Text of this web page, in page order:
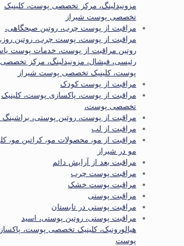
مزونیدلینگ، مرکز تخصصی پوست، کلینیک
تخصصی پوست شیراز
مراقبت از پوست چرب، روتین صبحگاهی،
مراقبت از پوست، پوست چرب، روتین روز،
روتین مراقبت از پوست، خدمات پوست
رئیسی، فیشال، مزونیدلینگ، مرکز تخصصی
پوست، کلینیک تخصصی پوست شیراز
مراقبت از پوست کودک
مراقبت از پوست، پاکسازی پوست، کلینیک
تخصصی پوست،
مراقبت از پوست، روتین پوستی، براشینگ
مراقبت از لب
مراقبت از مو، محصولات مو، کراتین مو،
مو در شیراز
مراقبت بعد از آرایش دائم
مراقبت پوست چرب
مراقبت پوست خشک
مراقبت پوستی
مراقبت پوستی در تابستان
مراقبت پوستی، روتین پوستی، اسید
هیالورونیک، کلینیک تخصصی پوست،
پوست